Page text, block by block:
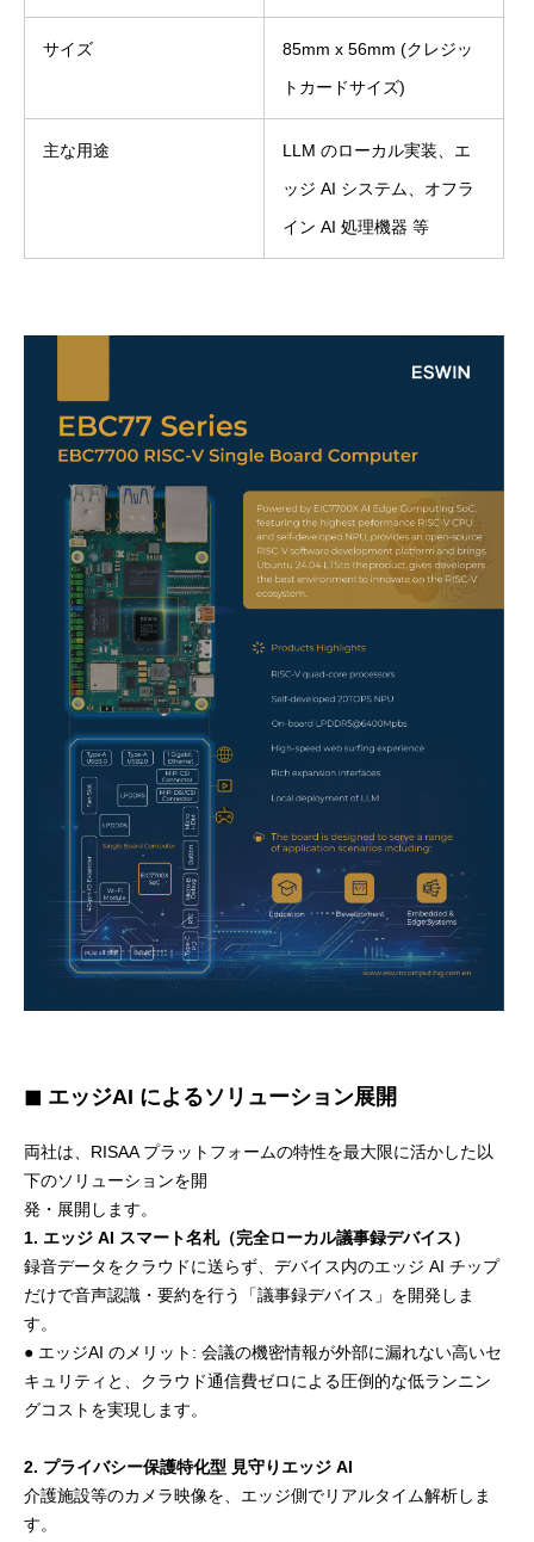
サイズ
85mm x 56mm (クレジッ
トカードサイズ)
主な用途
LLM のローカル実装、エ
ッジ AI システム、オフラ
イン AI 処理機器 等
◼ エッジAI によるソリューション展開
両社は、RISAA プラットフォームの特性を最大限に活かした以
下のソリューションを開
発・展開します。
1. エッジ AI スマート名札（完全ローカル議事録デバイス）
録音データをクラウドに送らず、デバイス内のエッジ AI チップ
だけで音声認識・要約を行う「議事録デバイス」を開発しま
す。
● エッジAI のメリット: 会議の機密情報が外部に漏れない高いセ
キュリティと、クラウド通信費ゼロによる圧倒的な低ランニン
グコストを実現します。
2. プライバシー保護特化型 見守りエッジ AI
介護施設等のカメラ映像を、エッジ側でリアルタイム解析しま
す。